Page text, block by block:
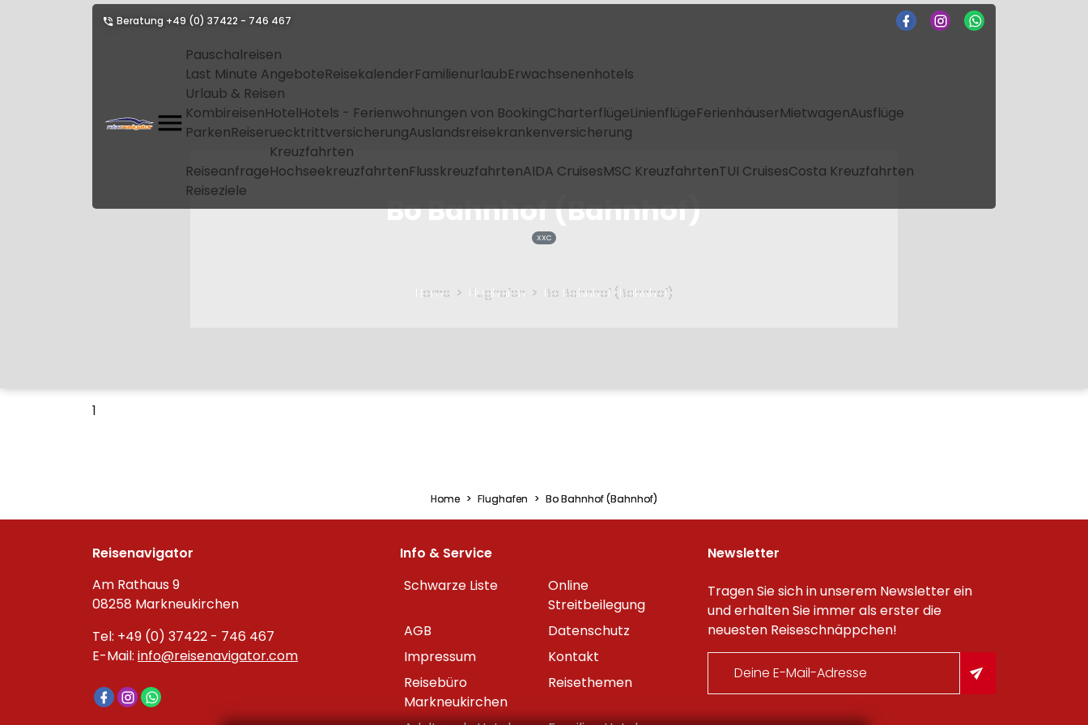
Beratung +49 (0) 37422 - 746 467
Pauschalreisen
Last Minute AngeboteReisekalenderFamilienurlaubErwachsenenhotels
Urlaub & Reisen
KombireisenHotelHotels - Ferienwohnungen von BookingCharterflügeLinienflügeFerienhäuserMietwagenAusflüge
ParkenReiseruecktrittversicherungAuslandsreisekrankenversicherung
Reiseanfrage
Kreuzfahrten
HochseekreuzfahrtenFlusskreuzfahrtenAIDA CruisesMSC KreuzfahrtenTUI CruisesCosta Kreuzfahrten
Reiseziele
Bo Bahnhof (Bahnhof)
XXC
Home Flughafen Bo Bahnhof (Bahnhof)
1
Home Flughafen Bo Bahnhof (Bahnhof)
Reisenavigator
Am Rathaus 9
08258 Markneukirchen
Tel: +49 (0) 37422 - 746 467
E-Mail: info@reisenavigator.com
Info & Service
Schwarze Liste
Online
Streitbeilegung
AGB
Datenschutz
Impressum
Kontakt
Reisebüro
Markneukirchen
Reisethemen
Newsletter
Tragen Sie sich in unserem Newsletter ein
und erhalten Sie immer als erster die
neuesten Reiseschnäppchen!